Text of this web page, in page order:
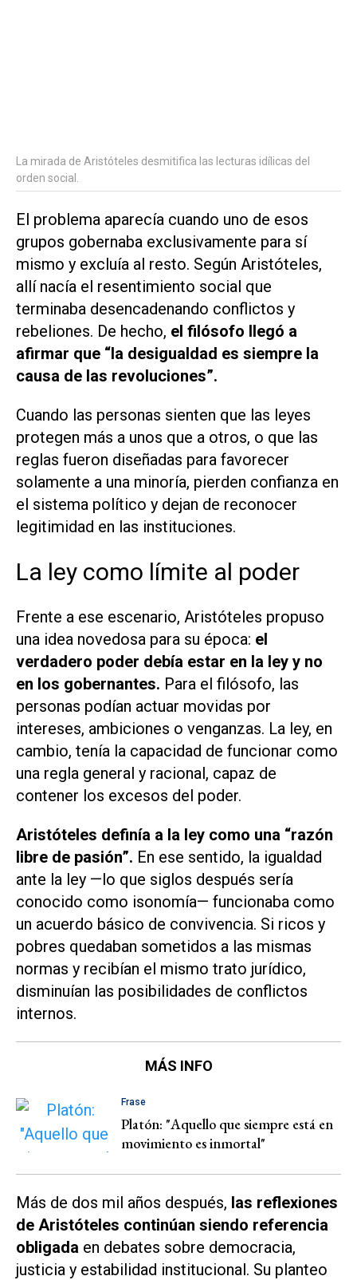
La mirada de Aristóteles desmitifica las lecturas idílicas del
orden social.
El problema aparecía cuando uno de esos
grupos gobernaba exclusivamente para sí
mismo y excluía al resto. Según Aristóteles,
allí nacía el resentimiento social que
terminaba desencadenando conflictos y
rebeliones. De hecho, el filósofo llegó a
afirmar que “la desigualdad es siempre la
causa de las revoluciones”.
Cuando las personas sienten que las leyes
protegen más a unos que a otros, o que las
reglas fueron diseñadas para favorecer
solamente a una minoría, pierden confianza en
el sistema político y dejan de reconocer
legitimidad en las instituciones.
La ley como límite al poder
Frente a ese escenario, Aristóteles propuso
una idea novedosa para su época: el
verdadero poder debía estar en la ley y no
en los gobernantes. Para el filósofo, las
personas podían actuar movidas por
intereses, ambiciones o venganzas. La ley, en
cambio, tenía la capacidad de funcionar como
una regla general y racional, capaz de
contener los excesos del poder.
Aristóteles definía a la ley como una “razón
libre de pasión”. En ese sentido, la igualdad
ante la ley —lo que siglos después sería
conocido como isonomía— funcionaba como
un acuerdo básico de convivencia. Si ricos y
pobres quedaban sometidos a las mismas
normas y recibían el mismo trato jurídico,
disminuían las posibilidades de conflictos
internos.
MÁS INFO
Frase
Platón: "Aquello que siempre está en
movimiento es inmortal"
Más de dos mil años después, las reflexiones
de Aristóteles continúan siendo referencia
obligada en debates sobre democracia,
justicia y estabilidad institucional. Su planteo